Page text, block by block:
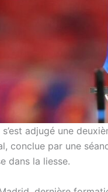
adjugé une
conclue par une
dans la liesse.